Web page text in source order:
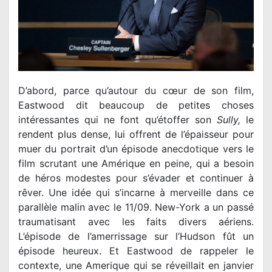
D’abord, parce qu’autour du cœur de son film,
Eastwood dit beaucoup de petites choses
intéressantes qui ne font qu’étoffer son Sully, le
rendent plus dense, lui offrent de l’épaisseur pour
muer du portrait d’un épisode anecdotique vers le
film scrutant une Amérique en peine, qui a besoin
de héros modestes pour s’évader et continuer à
rêver. Une idée qui s’incarne à merveille dans ce
parallèle malin avec le 11/09. New-York a un passé
traumatisant avec les faits divers aériens.
L’épisode de l’amerrissage sur l’Hudson fût un
épisode heureux. Et Eastwood de rappeler le
contexte, une Amerique qui se réveillait en janvier